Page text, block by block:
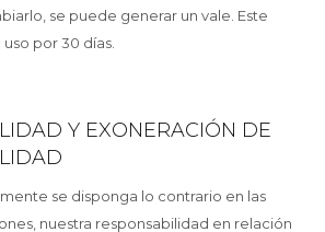
se puede generar un vale. Este
por 30 días.
Y EXONERACIÓN DE
se disponga lo contrario en las
nuestra responsabilidad en relación